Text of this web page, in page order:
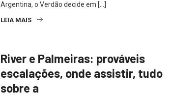
Argentina, o Verdão decide em […]
LEIA MAIS
River e Palmeiras: prováveis
escalações, onde assistir, tudo
sobre a